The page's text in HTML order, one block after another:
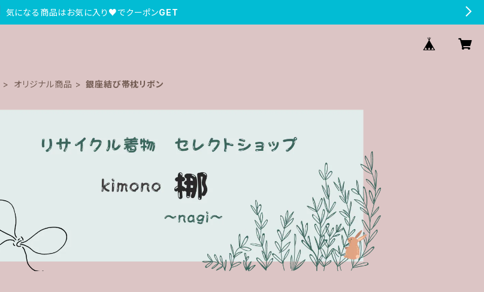
気になる商品はお気に入り♥でクーポンGET
オリジナル商品 銀座結び帯枕リボン